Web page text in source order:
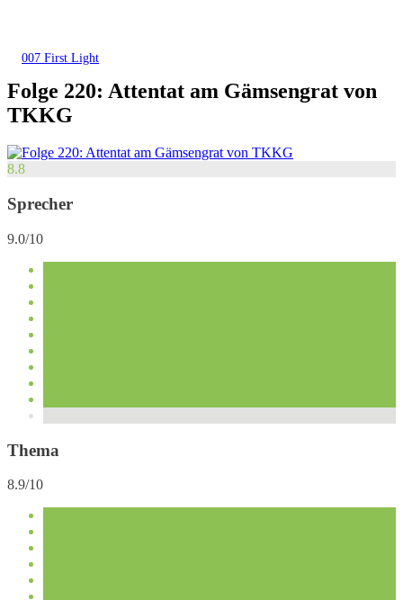
007 First Light
Folge 220: Attentat am Gämsengrat von
TKKG
8.8
Sprecher
9.0/10
Thema
8.9/10